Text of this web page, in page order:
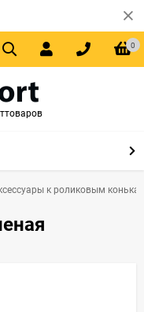
0
к роликовым